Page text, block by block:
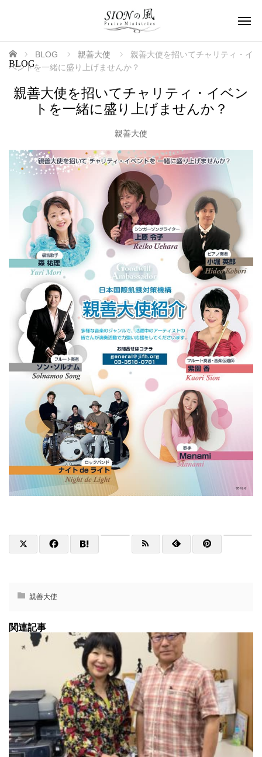
BLOG
ホーム BLOG 親善大使
親善大使を招いてチャリティ・イ
ベントを一緒に盛り上げませんか？
親善大使を招いてチャリティ・イベン
トを一緒に盛り上げませんか？
親善大使
親善大使
関連記事